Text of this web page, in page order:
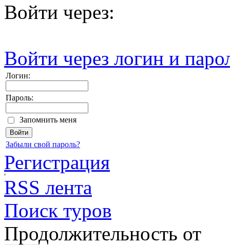
Войти через:
Войти через логин и
Логин:
Пароль:
Запомнить меня
Забыли свой пароль?
Регистрация
RSS лента
Поиск туров
Продолжительность от